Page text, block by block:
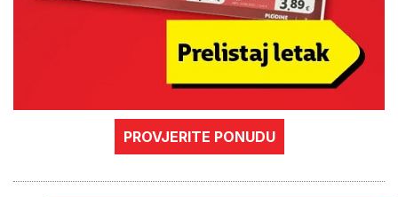
PROVJERITE PONUDU